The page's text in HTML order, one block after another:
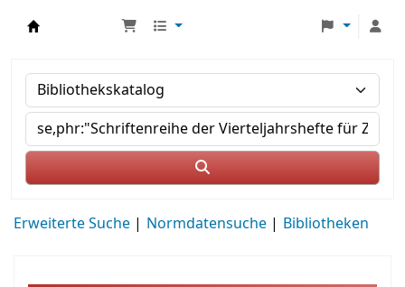
Erweiterte Suche Normdatensuche Bibliotheken